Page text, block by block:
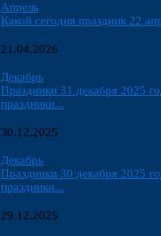
Апрель
Какой сегодня праздник 22
21.04.2026
Декабрь
Праздники 31 декабря 2025
праздники...
30.12.2025
Декабрь
Праздники 30 декабря 2025
праздники...
29.12.2025